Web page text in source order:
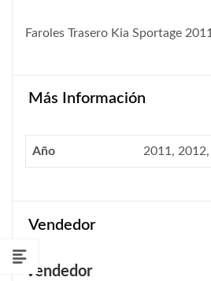
Faroles Trasero Kia Sportage
Más Información
Año 2011,
Vendedor
Vendedor